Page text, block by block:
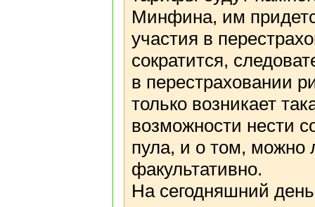
Минфина, им
участия в
сократится,
в перестраховании
только возникает
возможности нести
пула, и о том, можно
факультативно.
На сегодняшний